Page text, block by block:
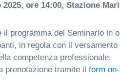
2025, ore 14:00, Stazione
il programma del Seminario in
in regola con il
competenza professionale.
prenotazione tramite il form